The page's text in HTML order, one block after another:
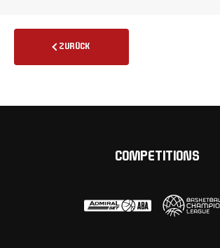
ZURÜCK
COMPETITIONS